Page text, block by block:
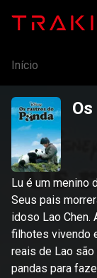
Início
Lu é um menino
Seus pais
idoso Lao Chen.
filhotes vivendo
reais de Lao são
pandas para